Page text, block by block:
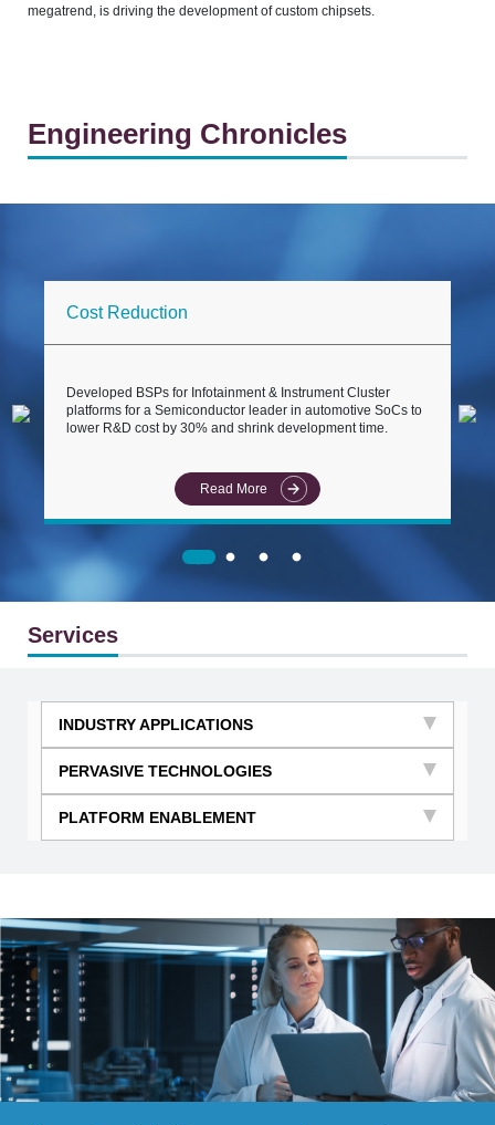
megatrend, is driving the development of custom chipsets.
Engineering Chronicles
Cost Reduction
Developed BSPs for Infotainment & Instrument Cluster
platforms for a Semiconductor leader in automotive SoCs to
lower R&D cost by 30% and shrink development time.
Read More
Services
INDUSTRY APPLICATIONS
PERVASIVE TECHNOLOGIES
PLATFORM ENABLEMENT